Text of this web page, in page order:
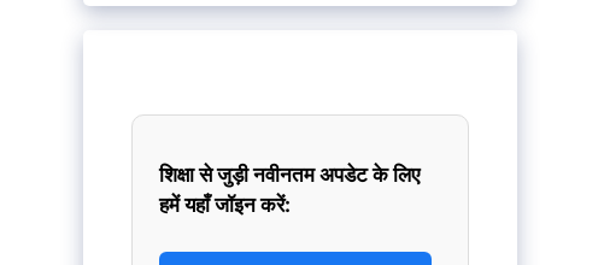
शिक्षा से जुड़ी नवीनतम अपडेट के लिए
हमें यहाँ जॉइन करें: